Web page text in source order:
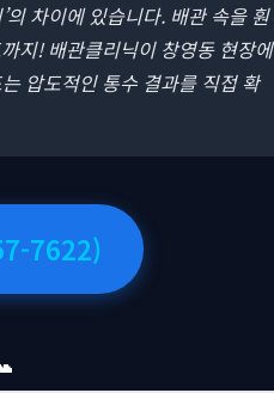
의 차이에 있습니다. 배관 속을 훤
지! 배관클리닉이 창영동 현장에
압도적인 통수 결과를 직접 확
7622)